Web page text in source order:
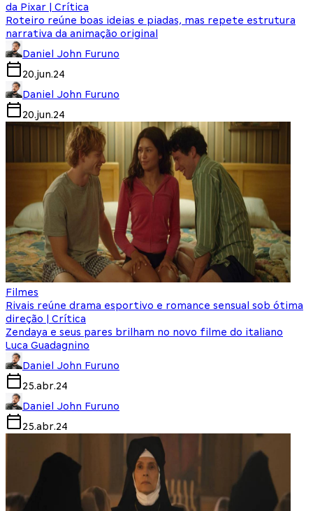
da Pixar | Crítica
Roteiro reúne boas ideias e piadas, mas repete estrutura
narrativa da animação original
Daniel John Furuno
20.jun.24
Daniel John Furuno
20.jun.24
Filmes
Rivais reúne drama esportivo e romance sensual sob ótima
direção | Crítica
Zendaya e seus pares brilham no novo filme do italiano
Luca Guadagnino
Daniel John Furuno
25.abr.24
Daniel John Furuno
25.abr.24